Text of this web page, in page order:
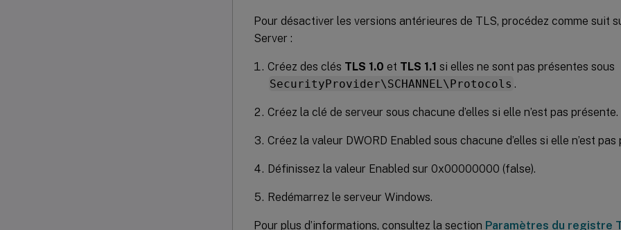
Pour désactiver les versions antérieures de TLS, procédez comme suit
Server :
Créez des clés TLS 1.0 et TLS 1.1 si elles ne sont pas présentes sous
SecurityProvider\SCHANNEL\Protocols .
Créez la clé de serveur sous chacune d’elles si elle n’est pas présente.
Créez la valeur DWORD Enabled sous chacune d’elles si elle n’est pas
Définissez la valeur Enabled sur 0x00000000 (false).
Redémarrez le serveur Windows.
Pour plus d’informations, consultez la section Paramètres du registre